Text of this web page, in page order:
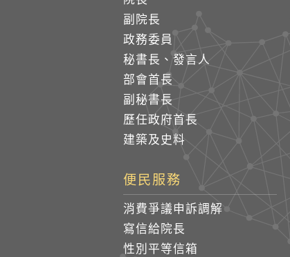
副院長
政務委員
秘書長、發言人
部會首長
副秘書長
歷任政府首長
建築及史料
便民服務
消費爭議申訴調解
寫信給院長
性別平等信箱